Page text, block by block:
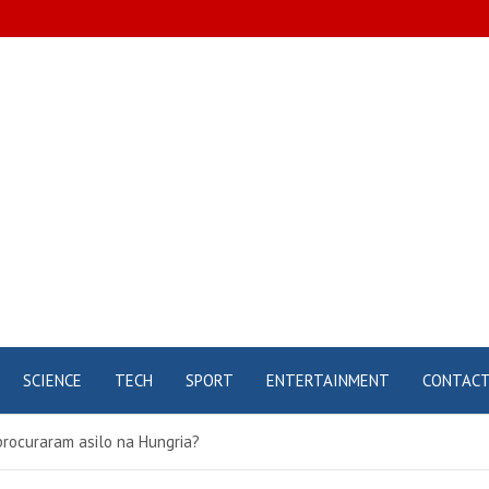
SCIENCE TECH SPORT ENTERTAINMENT
asilo na Hungria?